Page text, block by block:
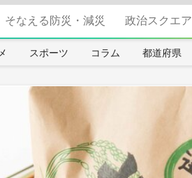
そなえる防災・減災 政治スクエア
スポーツ コラム 都道府県